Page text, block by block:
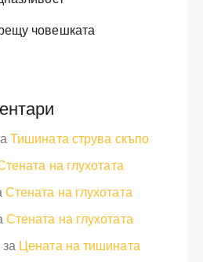
човешката
Тишината струва скъпо
на глухотата
Стената на глухотата
Стената на глухотата
за Цената на тишината